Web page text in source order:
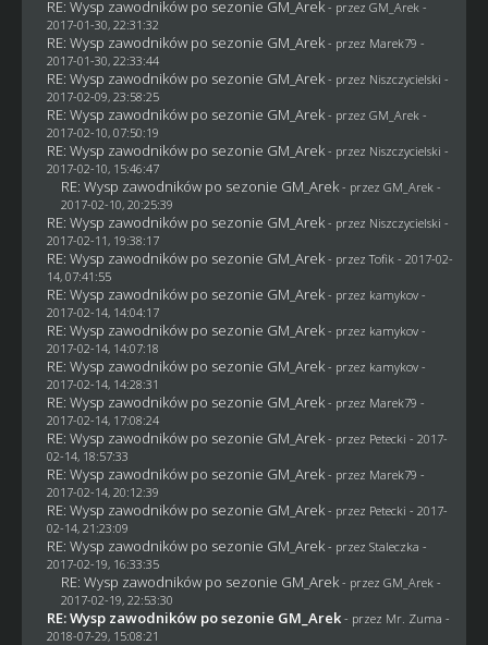
RE: Wysp zawodników po sezonie GM_Arek - przez GM_Arek -
2017-01-30, 22:31:32
RE: Wysp zawodników po sezonie GM_Arek - przez Marek79 -
2017-01-30, 22:33:44
RE: Wysp zawodników po sezonie GM_Arek - przez Niszczycielski -
2017-02-09, 23:58:25
RE: Wysp zawodników po sezonie GM_Arek - przez GM_Arek -
2017-02-10, 07:50:19
RE: Wysp zawodników po sezonie GM_Arek - przez Niszczycielski -
2017-02-10, 15:46:47
RE: Wysp zawodników po sezonie GM_Arek - przez GM_Arek -
2017-02-10, 20:25:39
RE: Wysp zawodników po sezonie GM_Arek - przez Niszczycielski -
2017-02-11, 19:38:17
RE: Wysp zawodników po sezonie GM_Arek - przezTofik - 2017-02-
14, 07:41:55
RE: Wysp zawodników po sezonie GM_Arek - przez kamykov-
2017-02-14, 14:04:17
RE: Wysp zawodników po sezonie GM_Arek - przez kamykov-
2017-02-14, 14:07:18
RE: Wysp zawodników po sezonie GM_Arek - przez kamykov-
2017-02-14, 14:28:31
RE: Wysp zawodników po sezonie GM_Arek - przez Marek79 -
2017-02-14, 17:08:24
RE: Wysp zawodników po sezonie GM_Arek - przez Petecki - 2017-
02-14, 18:57:33
RE: Wysp zawodników po sezonie GM_Arek - przez Marek79 -
2017-02-14, 20:12:39
RE: Wysp zawodników po sezonie GM_Arek - przez Petecki - 2017-
02-14, 21:23:09
RE: Wysp zawodników po sezonie GM_Arek - przez Staleczka -
2017-02-19, 16:33:35
RE: Wysp zawodników po sezonie GM_Arek - przez GM_Arek -
2017-02-19, 22:53:30
RE: Wysp zawodników po sezonie GM_Arek - przez Mr. Zuma -
2018-07-29, 15:08:21